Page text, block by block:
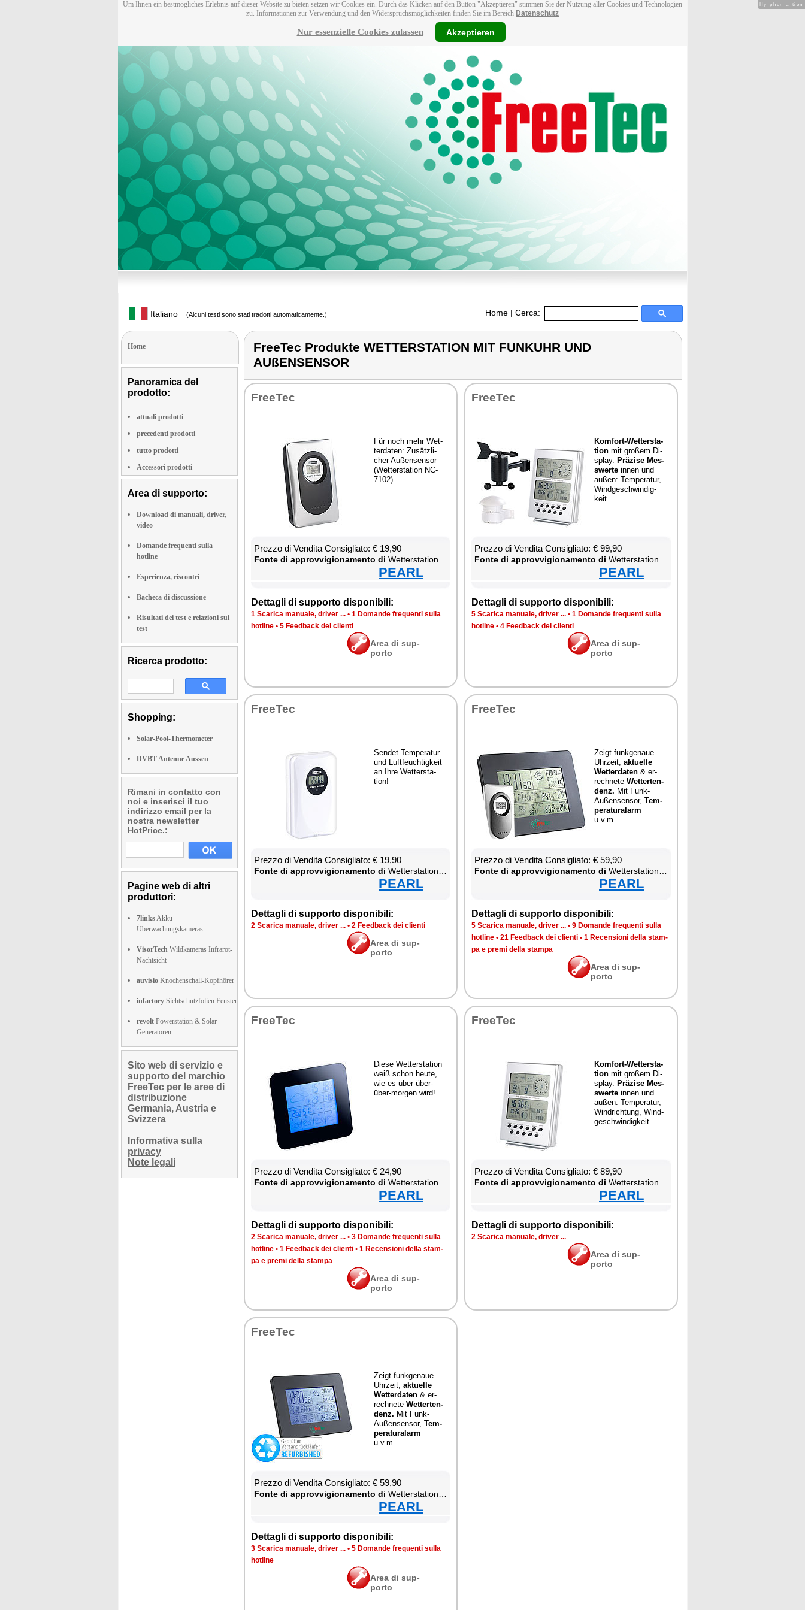
Um Ihnen ein bestmögliches Erlebnis auf dieser Website zu bieten setzen wir Cookies ein. Durch das Klicken auf den Button "Akzeptieren" stimmen Sie der Nutzung aller Cookies und Technologien
zu. Informationen zur Verwendung und den Widerspruchsmöglichkeiten finden Sie im Bereich Datenschutz
Nur essenzielle Cookies zulassen Akzeptieren
Italiano (Alcuni testi sono stati tradotti automaticamente.) Home | Cerca:
Home
Panoramica del
prodotto:
attuali prodotti
precedenti prodotti
tutto prodotti
Accessori prodotti
Area di supporto:
Download di manuali, driver,
video
Domande frequenti sulla
hotline
Esperienza, riscontri
Bacheca di discussione
Risultati dei test e relazioni sui
test
Ricerca prodotto:
Shopping:
Solar-Pool-Thermometer
DVBT Antenne Aussen
Rimani in contatto con
noi e inserisci il tuo
indirizzo email per la
nostra newsletter
HotPrice.:
Pagine web di altri
produttori:
7linksAkku
Überwachungskameras
VisorTech Wildkameras Infrarot-
Nachtsicht
auvisio Knochenschall-Kopfhörer
infactory Sichtschutzfolien Fenster
revolt Powerstation & Solar-
Generatoren
Sito web di servizio e
supporto del marchio
FreeTec per le aree di
distribuzione
Germania, Austria e
Svizzera
Informativa sulla
privacy
Note legali
FreeTec Produkte WETTERSTATION MIT FUNKUHR UND
AUßENSENSOR
Free­Tec
Für no­ch mehr Wet­
ter­da­ten: Zusätz­li­
cher Außen­sen­sor
(Wet­ter­sta­tion NC-
7102)
Prez­zo di Ven­di­ta Con­si­glia­to: € 19,90
Fon­te di ap­prov­vi­gio­na­men­to di Wet­ter­sta­tion & Ther­mo­me­ter
PEARL
Det­ta­gli di sup­por­to di­spo­ni­bi­li:
1 Sca­ri­ca ma­nua­le, dri­ver ... • 1 Do­man­de fre­quen­ti sul­la
ho­tli­ne • 5 Feed­back dei clien­ti
Area di sup­
por­to
Free­Tec
Kom­fort-Wet­ter­sta­
tion mit großem Di­
splay. Präzi­se Mes­
swer­te in­nen und
außen: Tem­pe­ra­tur,
Wind­ge­sch­win­di­g­
keit...
Prez­zo di Ven­di­ta Con­si­glia­to: € 99,90
Fon­te di ap­prov­vi­gio­na­men­to di Wet­ter­sta­tion & Ther­mo­me­ter
PEARL
Det­ta­gli di sup­por­to di­spo­ni­bi­li:
5 Sca­ri­ca ma­nua­le, dri­ver ... • 1 Do­man­de fre­quen­ti sul­la
ho­tli­ne • 4 Feed­back dei clien­ti
Area di sup­
por­to
Free­Tec
Sen­det Tem­pe­ra­tur
und Luft­feu­ch­ti­g­keit
an Ih­re Wet­ter­sta­
tion!
Prez­zo di Ven­di­ta Con­si­glia­to: € 19,90
Fon­te di ap­prov­vi­gio­na­men­to di Wet­ter­sta­tion & Ther­mo­me­ter
PEARL
Det­ta­gli di sup­por­to di­spo­ni­bi­li:
2 Sca­ri­ca ma­nua­le, dri­ver ... • 2 Feed­back dei clien­ti
Area di sup­
por­to
Free­Tec
Zeigt funk­ge­naue
Uhr­zeit, ak­tuel­le
Wet­ter­da­ten & er­
rech­ne­te Wet­ter­ten­
denz. Mit Funk-
Außen­sen­sor, Tem­
pe­ra­tu­ra­larm
u.v.m.
Prez­zo di Ven­di­ta Con­si­glia­to: € 59,90
Fon­te di ap­prov­vi­gio­na­men­to di Wet­ter­sta­tion & Ther­mo­me­ter
PEARL
Det­ta­gli di sup­por­to di­spo­ni­bi­li:
5 Sca­ri­ca ma­nua­le, dri­ver ... • 9 Do­man­de fre­quen­ti sul­la
ho­tli­ne • 21 Feed­back dei clien­ti • 1 Re­cen­sio­ni del­la stam­
pa e pre­mi del­la stam­pa
Area di sup­
por­to
Free­Tec
Die­se Wet­ter­sta­tion
weiß schon heu­te,
wie es über-über-
über-mor­gen wird!
Prez­zo di Ven­di­ta Con­si­glia­to: € 24,90
Fon­te di ap­prov­vi­gio­na­men­to di Wet­ter­sta­tion & Ther­mo­me­ter
PEARL
Det­ta­gli di sup­por­to di­spo­ni­bi­li:
2 Sca­ri­ca ma­nua­le, dri­ver ... • 3 Do­man­de fre­quen­ti sul­la
ho­tli­ne • 1 Feed­back dei clien­ti • 1 Re­cen­sio­ni del­la stam­
pa e pre­mi del­la stam­pa
Area di sup­
por­to
Free­Tec
Kom­fort-Wet­ter­sta­
tion mit großem Di­
splay. Präzi­se Mes­
swer­te in­nen und
außen: Tem­pe­ra­tur,
Win­dri­ch­tung, Wind­
ge­sch­win­di­g­keit...
Prez­zo di Ven­di­ta Con­si­glia­to: € 89,90
Fon­te di ap­prov­vi­gio­na­men­to di Wet­ter­sta­tion & Ther­mo­me­ter
PEARL
Det­ta­gli di sup­por­to di­spo­ni­bi­li:
2 Sca­ri­ca ma­nua­le, dri­ver ...
Area di sup­
por­to
Free­Tec
Zeigt funk­ge­naue
Uhr­zeit, ak­tuel­le
Wet­ter­da­ten & er­
rech­ne­te Wet­ter­ten­
denz. Mit Funk-
Außen­sen­sor, Tem­
pe­ra­tu­ra­larm
u.v.m.
Prez­zo di Ven­di­ta Con­si­glia­to: € 59,90
Fon­te di ap­prov­vi­gio­na­men­to di Wet­ter­sta­tion & Ther­mo­me­ter
PEARL
Det­ta­gli di sup­por­to di­spo­ni­bi­li:
3 Sca­ri­ca ma­nua­le, dri­ver ... • 5 Do­man­de fre­quen­ti sul­la
ho­tli­ne
Area di sup­
por­to
Hy-phen-a-tion